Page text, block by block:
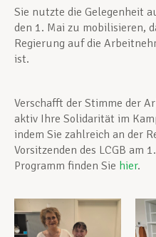
Sie nutzte die Gelegenheit
den 1. Mai zu mobilisieren,
Regierung auf die
ist.
Verschafft der Stimme der
aktiv Ihre Solidarität im
indem Sie zahlreich an der
Vorsitzenden des LCGB am
Programm finden Sie hier.